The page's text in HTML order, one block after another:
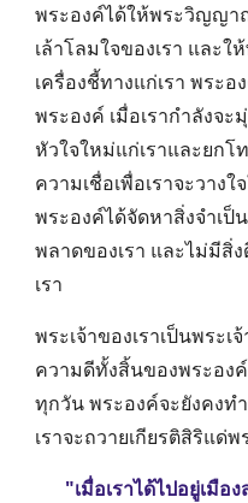
พระองค์ได้ให้พระวิญญา
เล้าโลมใจของเรา และ
เครื่องชี้ทางแก่เรา พระ
พระองค์ เมื่อเรากำลังจ
หัวใจใหม่แก่เราและยกโ
ความเชื่อเพื่อเราจะวา
พระองค์ได้จัดหาสิ่งจำเป็
พลาดของเรา และไม่มีสิ่
เรา
พระเจ้าของเราเป็นพระ
ความดีทั้งสิ้นของพระอง
ทุกวัน พระองค์จะยังคงท
เราจะถวายเกียรติสิริแด่
"เมื่อเราได้ไปอยู่เมื